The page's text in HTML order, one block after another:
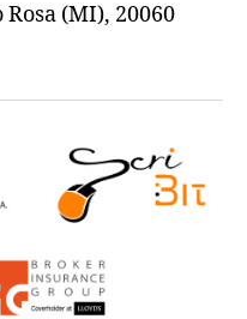
(MI), 20060